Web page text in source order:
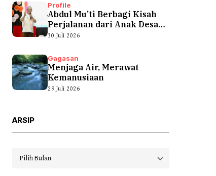
Profile
Abdul Mu’ti Berbagi Kisah
Perjalanan dari Anak Desa
hingga...
30 Juli 2026
Gagasan
Menjaga Air, Merawat
Kemanusiaan
29 Juli 2026
ARSIP
Arsip